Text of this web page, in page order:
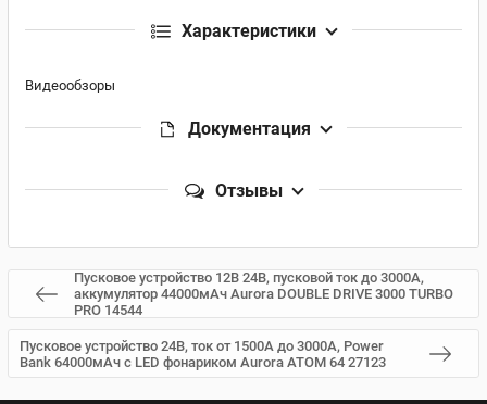
Характеристики
Видеообзоры
Документация
Отзывы
Пусковое устройство 12В 24В, пусковой ток до 3000А,
аккумулятор 44000мАч Aurora DOUBLE DRIVE 3000 TURBO
PRO 14544
Пусковое устройство 24В, ток от 1500А до 3000А, Power
Bank 64000мАч с LED фонариком Aurora ATOM 64 27123